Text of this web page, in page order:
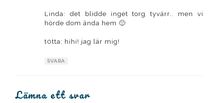
Linda: det blidde inget torg tyvärr.. men vi
hörde dom ända hem 🙂
t0tta: hihi! jag lär mig!
SVARA
Lämna ett svar